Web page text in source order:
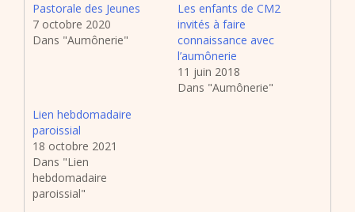
Pastorale des Jeunes
7 octobre 2020
Dans "Aumônerie"
Les enfants de CM2
invités à faire
connaissance avec
l’aumônerie
11 juin 2018
Dans "Aumônerie"
Lien hebdomadaire
paroissial
18 octobre 2021
Dans "Lien
hebdomadaire
paroissial"